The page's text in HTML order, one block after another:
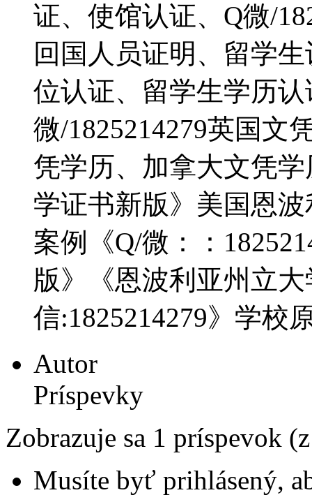
证、使馆认证、Q微/
回国人员证明、留学
位认证、留学生学历
微/1825214279英国文
凭学历、加拿大文凭
学证书新版》美国恩
案例《Q/微：：
版》《恩波利亚州立
信:1825214279》学校
Autor
Príspevky
Zobrazuje sa 1 príspevok
Musíte byť prihlásený,